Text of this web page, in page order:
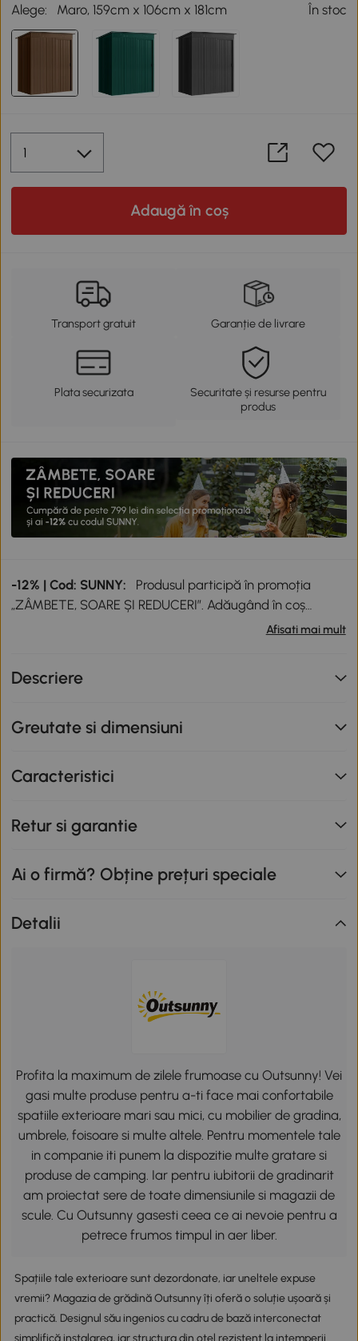
Alege: Maro, 159cm x 106cm x 181cm În stoc
Adaugă în coș
Transport gratuit Garanție de livrare
Plata securizata
Securitate și resurse pentru
produs
-12% | Cod: SUNNY:
Produsul participă în promoția
„ZÂMBETE, SOARE ȘI REDUCERI”. Adăugând în coș
produse participante în valoare totală de peste 799 lei,
valabilă până la data de 12.08.2026.
Afisati mai mult
Descriere
Greutate si dimensiuni
Caracteristici
Retur si garantie
Ai o firmă? Obține prețuri speciale
Detalii
Profita la maximum de zilele frumoase cu Outsunny! Vei
gasi multe produse pentru a-ti face mai confortabile
spatiile exterioare mari sau mici, cu mobilier de gradina,
umbrele, foisoare si multe altele. Pentru momentele tale
in companie iti punem la dispozitie multe gratare si
produse de camping. Iar pentru iubitorii de gradinarit
am proiectat sere de toate dimensiunile si magazii de
scule. Cu Outsunny gasesti ceea ce ai nevoie pentru a
petrece frumos timpul in aer liber.
Spațiile tale exterioare sunt dezordonate, iar uneltele expuse
vremii? Magazia de grădină Outsunny îți oferă o soluție ușoară și
practică. Designul său ingenios cu cadru de bază interconectat
simplifică instalarea, iar structura din oțel rezistent la intemperii